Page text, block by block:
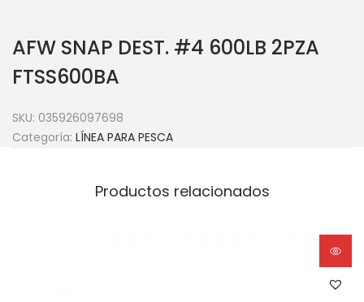
AFW SNAP DEST. #4 600LB 2PZA
FTSS600BA
SKU: 035926097698
Categoría: LÍNEA PARA PESCA
Productos relacionados